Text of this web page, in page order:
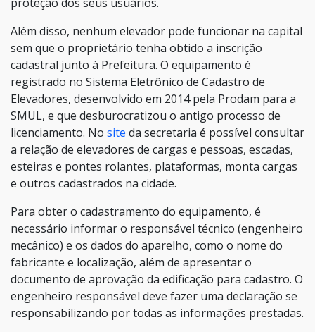
Além disso, nenhum elevador pode funcionar na capital
sem que o proprietário tenha obtido a inscrição
cadastral junto à Prefeitura. O equipamento é
registrado no Sistema Eletrônico de Cadastro de
Elevadores, desenvolvido em 2014 pela Prodam para a
SMUL, e que desburocratizou o antigo processo de
licenciamento. No site da secretaria é possível consultar
a relação de elevadores de cargas e pessoas, escadas,
esteiras e pontes rolantes, plataformas, monta cargas
e outros cadastrados na cidade.
Para obter o cadastramento do equipamento, é
necessário informar o responsável técnico (engenheiro
mecânico) e os dados do aparelho, como o nome do
fabricante e localização, além de apresentar o
documento de aprovação da edificação para cadastro. O
engenheiro responsável deve fazer uma declaração se
responsabilizando por todas as informações prestadas.